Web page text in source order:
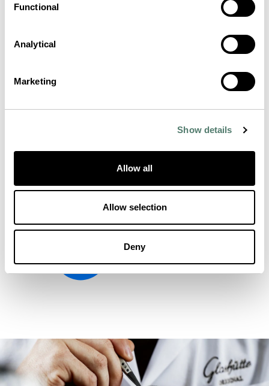
Functional
Analytical
Marketing
Show details
Allow all
Allow selection
Deny